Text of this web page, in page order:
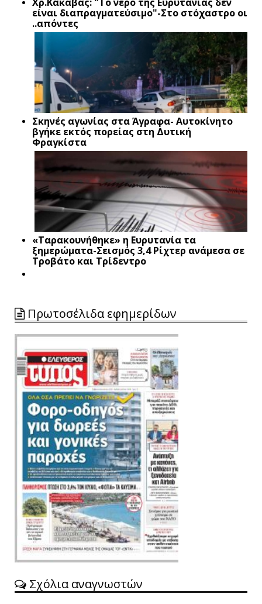
Xρ.Κακαβάς: "Το νερό της Ευρυτανίας δεν
είναι διαπραγματεύσιμο"-Στο στόχαστρο οι
..απόντες
Σκηνές αγωνίας στα Άγραφα- Αυτοκίνητο
βγήκε εκτός πορείας στη Δυτική
Φραγκίστα
«Ταρακουνήθηκε» η Ευρυτανία τα
ξημερώματα-Σεισμός 3,4 Ρίχτερ ανάμεσα σε
Τροβάτο και Τρίδεντρο
Πρωτοσέλιδα εφημερίδων
Σχόλια αναγνωστών